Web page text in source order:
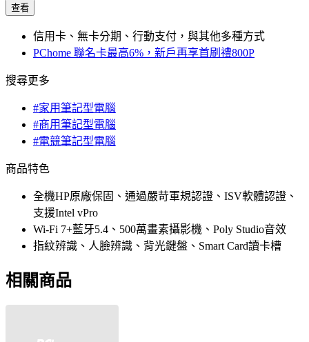
查看
信用卡、無卡分期、行動支付，與其他多種方式
PChome 聯名卡最高6%，新戶再享首刷禮800P
搜尋更多
#家用筆記型電腦
#商用筆記型電腦
#電競筆記型電腦
商品特色
全機HP原廠保固、通過嚴苛軍規認證、ISV軟體認證、
支援Intel vPro
Wi-Fi 7+藍牙5.4、500萬畫素攝影機、Poly Studio音效
指紋辨識、人臉辨識、背光鍵盤、Smart Card讀卡槽
相關商品